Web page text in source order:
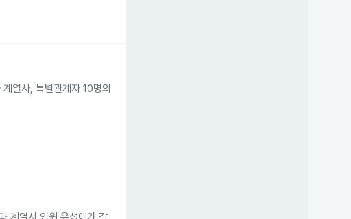
열사, 특별관계자 10명의